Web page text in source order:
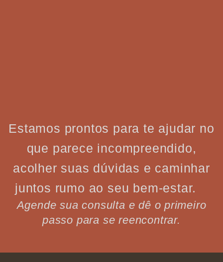
Estamos prontos para te ajudar no
que parece incompreendido,
acolher suas dúvidas e caminhar
juntos rumo ao seu bem-estar.
Agende sua consulta e dê o primeiro
passo para se reencontrar.